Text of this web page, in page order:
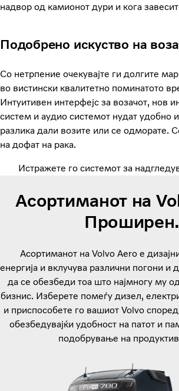
надвор од камионот дури и кога
Подобрено искуство на
Со нетрпение очекувајте ги долгите
во вистински квалитетно поминатото
Интуитивен интерфејс за возачот, нов
систем и аудио системот нудат удобно
разлика дали возите или се одморате.
на дофат на рака.
Истражете го системот за
Асортиманот на
Проширен.
Асортиманот на Volvo Aero е
енергија и вклучува различни погони и
да се обезбеди тоа што најмногу му
бизнис. Изберете помеѓу дизел,
и приспособете го вашиот Volvo
обезбедувајќи удобност на патот и
подобрување на